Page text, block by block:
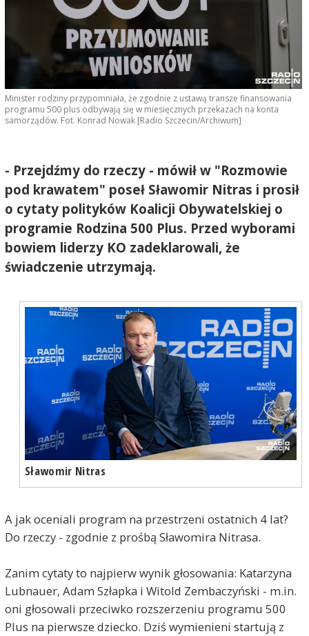
Minister rodziny przypomniała, że zgodnie z ustawą transze finansowania
programu 500 plus odbywają się w miesięcznych przekazach na konta
samorządów. Fot. Konrad Nowak [Radio Szczecin/Archiwum]
- Przejdźmy do rzeczy - mówił w "Rozmowie
pod krawatem" poseł Sławomir Nitras i prosił
o cytaty polityków Koalicji Obywatelskiej o
programie Rodzina 500 Plus. Przed wyborami
bowiem liderzy KO zadeklarowali, że
świadczenie utrzymają.
Sławomir Nitras
A jak oceniali program na przestrzeni ostatnich 4 lat?
Do rzeczy - zgodnie z prośbą Sławomira Nitrasa.
Zanim cytaty to najpierw wynik głosowania: Katarzyna
Lubnauer, Adam Szłapka i Witold Zembaczyński - m.in.
oni głosowali przeciwko rozszerzeniu programu 500
Plus na pierwsze dziecko. Dziś wymienieni startują z